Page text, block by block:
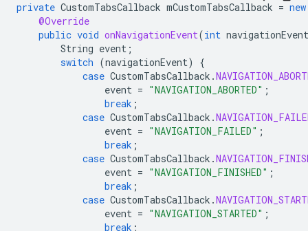
private CustomTabsCallback mCustomTabsCallback = new
@Override
public void onNavigationEvent(int navigationEvent
String event ;
switch (navigationEvent)
{
case CustomTabsCallback .
event = "NAVIGATION_ABORTED" ;
break ;
case CustomTabsCallback .
event = "NAVIGATION_FAILED" ;
break ;
case CustomTabsCallback .
event = "NAVIGATION_FINISHED" ;
break ;
case CustomTabsCallback .
event = "NAVIGATION_STARTED" ;
break ;